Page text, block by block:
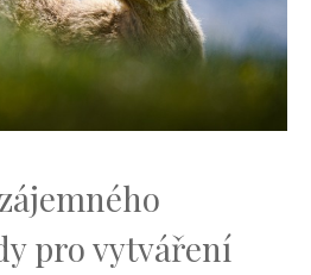
pro vytváření